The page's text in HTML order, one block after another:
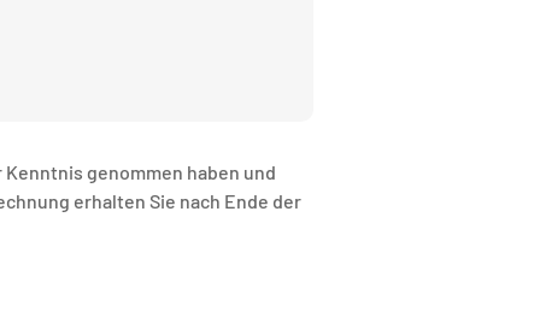
Kenntnis genommen haben und